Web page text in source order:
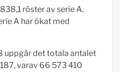
röster av serie A.
A har ökat med
uppgår det totala antalet
varav 66 573 410